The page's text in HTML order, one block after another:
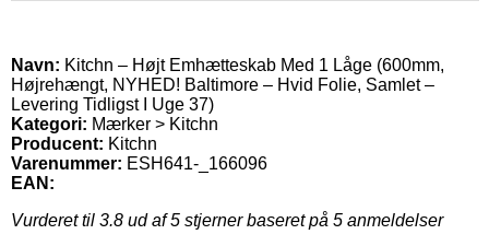
Navn: Kitchn – Højt Emhætteskab Med 1 Låge (600mm,
Højrehængt, NYHED! Baltimore – Hvid Folie, Samlet –
Levering Tidligst I Uge 37)
Kategori: Mærker > Kitchn
Producent: Kitchn
Varenummer: ESH641-_166096
EAN:
Vurderet til 3.8 ud af 5 stjerner baseret på 5 anmeldelser